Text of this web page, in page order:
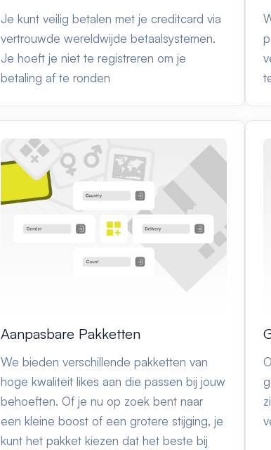
Je kunt veilig betalen met je creditcard via
vertrouwde wereldwijde betaalsystemen.
Je hoeft je niet te registreren om je
betaling af te ronden
Aanpasbare Pakketten
We bieden verschillende pakketten van
hoge kwaliteit likes aan die passen bij jouw
behoeften. Of je nu op zoek bent naar
een kleine boost of een grotere stijging, je
kunt het pakket kiezen dat het beste bij